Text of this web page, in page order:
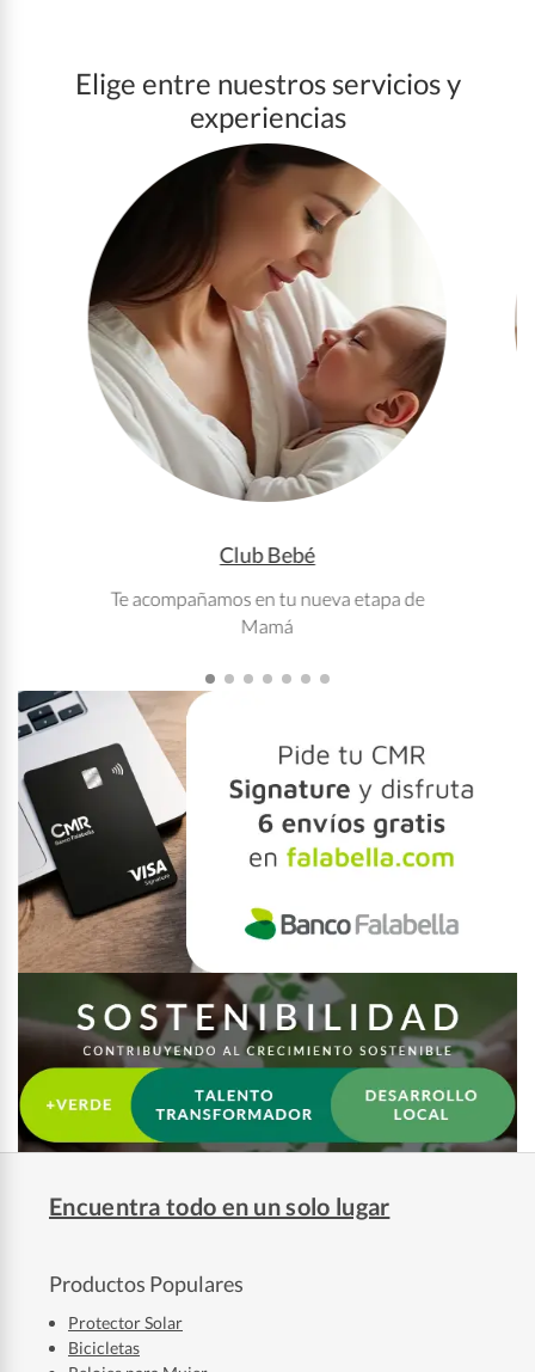
Elige entre nuestros servicios y
experiencias
Club Bebé
Te acompañamos en tu nueva etapa de
Mamá
Encuentra todo en un solo lugar
Productos Populares
Protector Solar
Bicicletas